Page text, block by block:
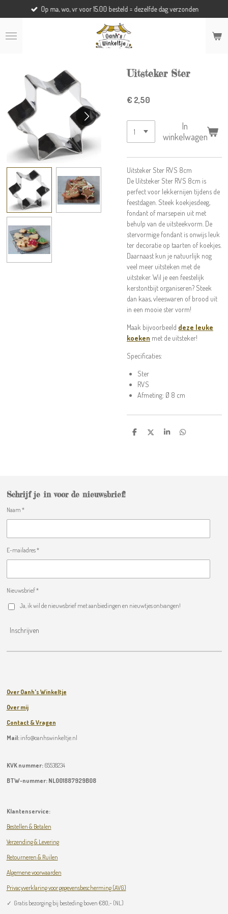
direct
naar
de
Op ma, wo, vr voor 15.00 besteld = dezelfde dag verzonden
Uitsteker Ster
€ 2,50
In
winkelwagen
Uitsteker Ster RVS 8cm
De Uitsteker Ster RVS 8cm is
perfect voor lekkernijen tijdens de
feestdagen. Steek koekjesdeeg,
fondant of marsepein uit met
behulp van de uitsteekvorm. De
stervormige fondant is onwijs leuk
ter decoratie op taarten of koekjes.
Daarnaast kun je natuurlijk nog
veel meer uitsteken met de
uitsteker. Wil je een feestelijk
kerstontbijt organiseren? Steek
dan kaas, vleeswaren of brood uit
in een mooie ster vorm!
Maak bijvoorbeeld deze leuke
koeken met de uitsteker!
Specificaties:
Ster
RVS
Afmeting: Ø 8 cm
D
D
S
D
Schrijf je in voor de nieuwsbrief!
Naam *
E-mailadres *
Nieuwsbrief *
Ja, ik wil de nieuwsbrief met aanbiedingen en nieuwtjes ontvangen!
Inschrijven
Over Oanh's Winkeltje
Over mij
Contact & Vragen
Mail:info@oanhswinkeltje.nl
KVK nummer: 65538234
BTW-nummer: NL001887929B08
Klantenservice:
Bestellen & Betalen
Verzending & Levering
Retourneren & Ruilen
Algemene voorwaarden
Privacyverklaring voor gegevensbescherming (AVG)
✓ Gratis bezorging bij besteding boven €80,- (NL)